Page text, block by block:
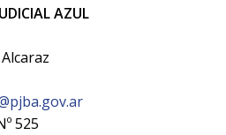
AZUL
525